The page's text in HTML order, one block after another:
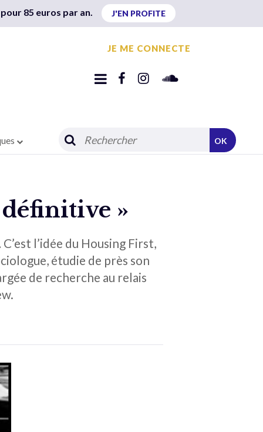
85 euros par an. J'EN PROFITE
JE ME CONNECTE
OK
définitive »
l’idée du Housing First,
étudie de près son
de recherche au relais